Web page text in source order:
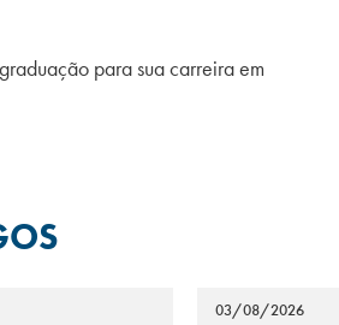
para sua carreira em
03/08/2026